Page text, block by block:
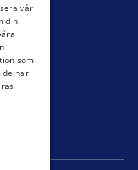
vår
din
som
de har